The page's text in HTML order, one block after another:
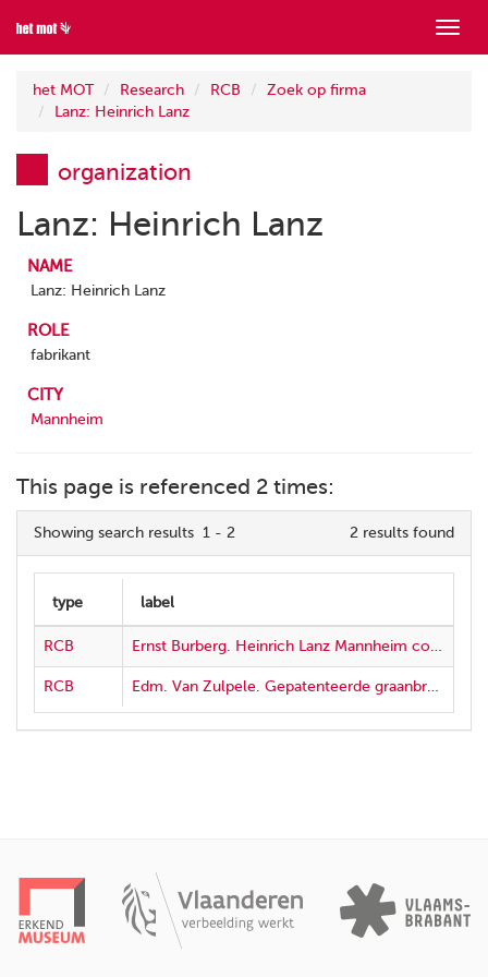
Show
menu
het MOT Research RCB
Zoek op firma
Lanz: Heinrich Lanz
organization
Lanz: Heinrich Lanz
NAME
Lanz: Heinrich Lanz
ROLE
fabrikant
CITY
Mannheim
This page is referenced 2 times:
Showing search results 1 - 2 2 results found
RCB Ernst Burberg. Heinrich Lanz Mannheim construit depuis plus de 30 ans des batteuses à vapeur
RCB Edm. Van Zulpele. Gepatenteerde graanbreekers en maalmolen met twee paren maalsteenene in alle prijsen = Concasseurs et moulins à farine - pierre double première qualité - grand débit, brévété s.g.d.g.